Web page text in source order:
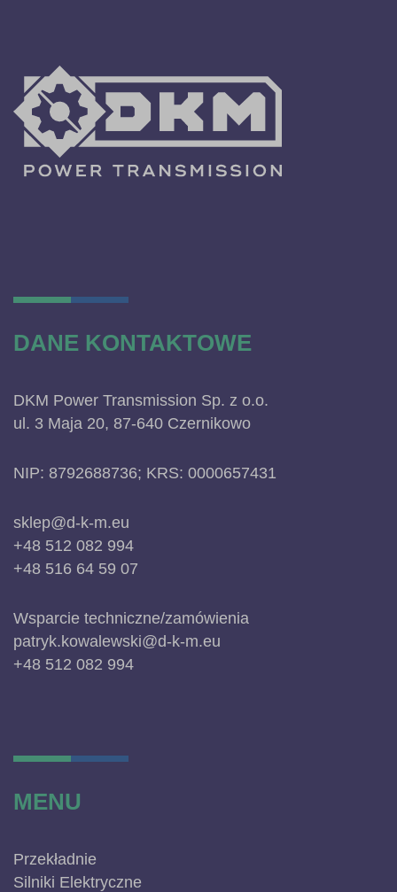
DANE KONTAKTOWE
DKM Power Transmission Sp. z o.o.
ul. 3 Maja 20, 87-640 Czernikowo
NIP: 8792688736; KRS: 0000657431
sklep@d-k-m.eu
+48 512 082 994
+48 516 64 59 07
Wsparcie techniczne/zamówienia
patryk.kowalewski@d-k-m.eu
+48 512 082 994
MENU
Przekładnie
Silniki Elektryczne